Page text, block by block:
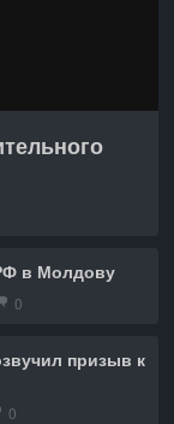
в Молдову
0
призыв к
0